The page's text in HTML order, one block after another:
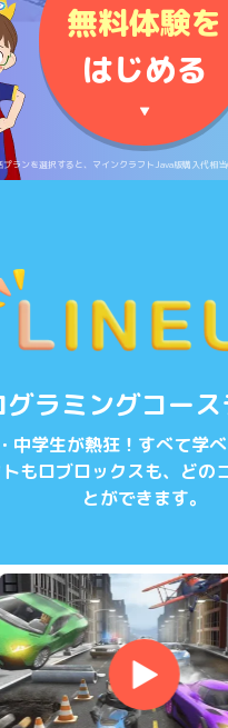
無料体験を
はじめる
▼
ランを選択すると、マインクラフトJava版購入代相
ラミングコー
中学生が熱狂！すべて学
もロブロックスも、どの
とができます。
▶